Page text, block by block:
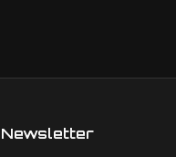
Newsletter